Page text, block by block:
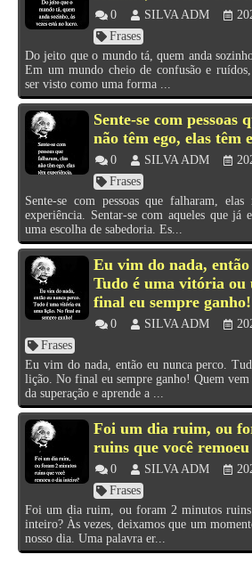
0 SILVA ADM
Frases
Do jeito que o mundo tá, quem anda
Em um mundo cheio de confusão e
ser visto como uma forma ...
Sente-se com pessoas
não têm ego, elas têm
0 SILVA ADM
Frases
Sente-se com pessoas que falharam,
experiência. Sentar-se com aqueles que já
uma escolha de sabedoria. Es...
Eu vim do nada,
Tudo é uma vitória ou
final eu sempre ganho!
0 SILVA ADM
Frases
Eu vim do nada, então eu nunca perco.
lição. No final eu sempre ganho! Quem vem
da superação e aprende a ...
Foi um dia ruim, ou
ruins que você
0 SILVA ADM
Frases
Foi um dia ruim, ou foram 2 minutos
inteiro? Às vezes, deixamos que um
nosso dia. Uma palavra er...